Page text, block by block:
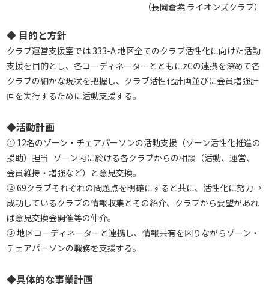
（長岡蒼紫 ライオンズクラブ）
◆ 目的と方針
クラブ運営支援室では 333-A 地区全てのクラブ活性化に向けた活動
支援を目的とし、各コーディネーターとともにzCの連携を深めて各
クラブの細かな現状を把握し、クラブ活性化計画並びに会員増強計
画を実行するために活動支援する。
◆活動計画
① 12名のゾーン・チェアパーソンの活動支援（ゾーン活性化推進の
援助）担当 ゾーン内に於ける各クラブからの相談（活動、運営、
会員維持・増強など）と意見交換。
② 69クラブそれぞれの問題点を明確にすると共に、活性化に努力→
成功しているクラブの情報収集とその紹介、クラブから要望があれ
ば意見交換会開催等の仲介。
③ 地区コーディネーターと連携し、情報共有を図りながらゾーン・
チェアパーソンの職務を支援する。
◆具体的な事業計画